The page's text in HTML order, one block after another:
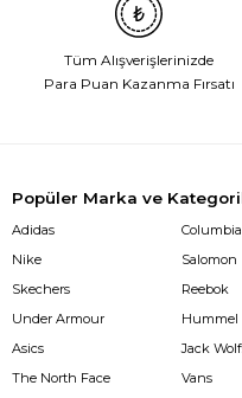
Tüm Alışverişlerinizde
Para Puan Kazanma Fırsatı
Popüler Marka ve
Adidas
Nike
Skechers
Under Armour
Asics
The North Face
Columbia
Salomon
Reebok
Hummel
Jack
Vans